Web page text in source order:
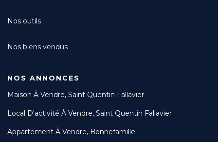
Nos outils
Nos biens vendus
NOS ANNONCES
Maison À Vendre, Saint Quentin Fallavier
Local D'activité À Vendre, Saint Quentin Fallavier
Appartement À Vendre, Bonnefamille